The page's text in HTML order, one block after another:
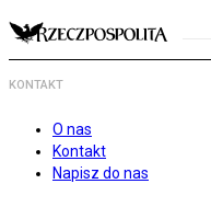
KONTAKT
O nas
Kontakt
Napisz do nas